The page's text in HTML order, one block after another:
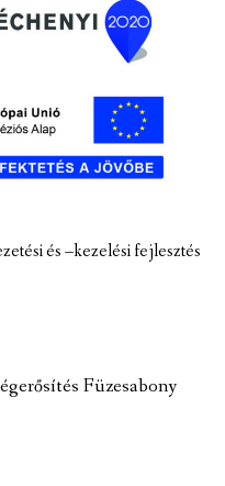
és –kezelési fejlesztés
Füzesabony